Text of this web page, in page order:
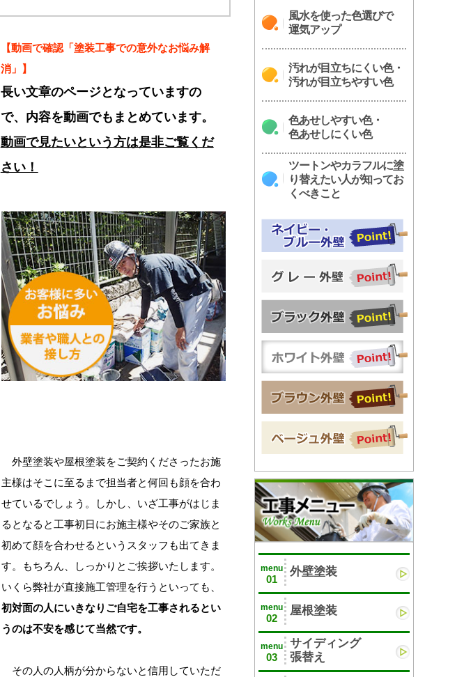
【動画で確認「塗装工事での意外なお悩み解
消」】
長い文章のページとなっていますの
で、内容を動画でもまとめています。
動画で見たいという方は是非ご覧くだ
さい！
外壁塗装や屋根塗装をご契約くださったお施
主様はそこに至るまで担当者と何回も顔を合わ
せているでしょう。しかし、いざ工事がはじま
るとなると工事初日にお施主様やそのご家族と
初めて顔を合わせるというスタッフも出てきま
す。もちろん、しっかりとご挨拶いたします。
いくら弊社が直接施工管理を行うといっても、
初対面の人にいきなりご自宅を工事されるとい
うのは不安を感じて当然です。
その人の人柄が分からないと信用していただ
風水を使った色選びで
運気アップ
汚れが目立ちにくい色・
汚れが目立ちやすい色
色あせしやすい色・
色あせしにくい色
ツートンやカラフルに塗
り替えたい人が知ってお
くべきこと
menu
01
外壁塗装
menu
02
屋根塗装
menu
03
サイディング
張替え